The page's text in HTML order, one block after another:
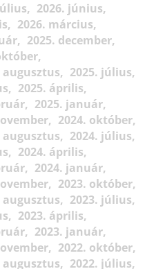
2026. június
2026. március
2025. december
augusztus
2025. július
2025. április
2025. január
2024. október
augusztus
2024. július
2024. április
2024. január
2023. október
augusztus
2023. július
2023. április
2023. január
2022. október
augusztus
2022. július